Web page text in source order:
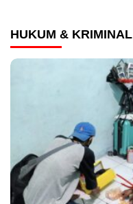
HUKUM & KRIMINAL